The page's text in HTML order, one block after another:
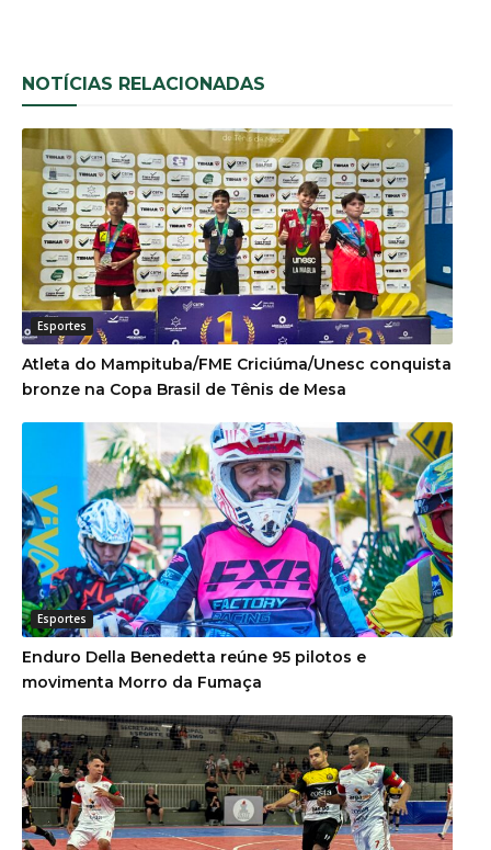
NOTÍCIAS RELACIONADAS
Esportes
Atleta do Mampituba/FME Criciúma/Unesc conquista
bronze na Copa Brasil de Tênis de Mesa
Esportes
Enduro Della Benedetta reúne 95 pilotos e
movimenta Morro da Fumaça